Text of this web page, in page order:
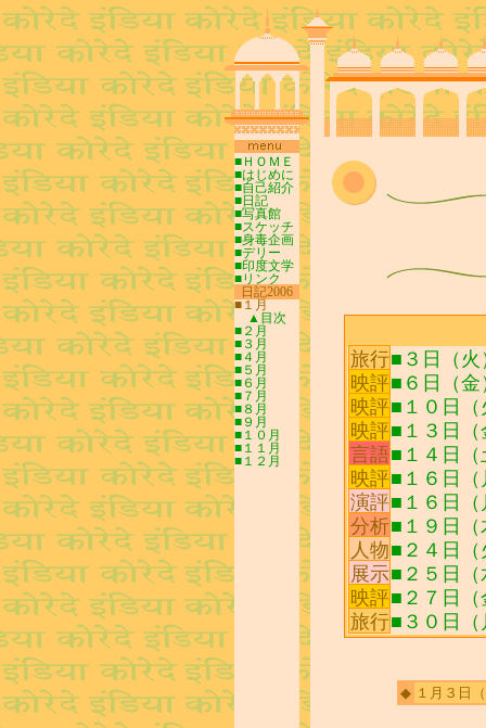
■ＨＯＭＥ
■はじめに
■自己紹介
■日記
■写真館
■スケッチ
■身毒企画
■デリー
■印度文学
■リンク
日記20060
■１月
▲目次
■２月
■３月
■４月
■５月
■６月
■７月
■８月
■９月
■１０月
■１１月
■１２月
旅行■３日（
映評■６日（金
映評■１０日
映評■１３日
言語■１４日
映評■１６日
演評■１６日
分析■１９日
人物■２４日
展示■２５日
映評■２７日
旅行■３０日
◆ １月３日